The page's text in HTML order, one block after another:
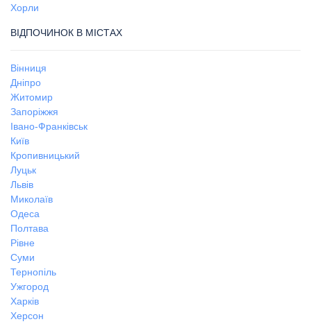
Хорли
ВІДПОЧИНОК В МІСТАХ
Вінниця
Дніпро
Житомир
Запоріжжя
Івано-Франківськ
Київ
Кропивницький
Луцьк
Львів
Миколаїв
Одеса
Полтава
Рівне
Суми
Тернопіль
Ужгород
Харків
Херсон